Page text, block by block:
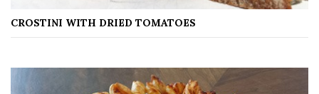
CROSTINI WITH DRIED TOMATOES